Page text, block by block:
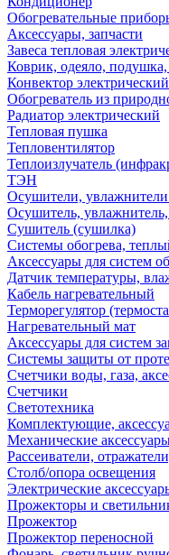
Обогревательные
Аксессуары, запчасти
Завеса тепловая
Коврик, одеяло, подушка,
Конвектор электрический
Обогреватель из
Радиатор электрический
Тепловая пушка
Тепловентилятор
Теплоизлучатель
ТЭН
Осушители, увлажнители
Осушитель, увлажнитель,
Сушитель (сушилка)
Системы обогрева,
Аксессуары для систем
Датчик температуры,
Кабель нагревательный
Терморегулятор
Нагревательный мат
Аксессуары для систем
Системы защиты от
Счетчики воды, газа,
Счетчики
Светотехника
Комплектующие,
Механические
Рассеиватели,
Столб/опора освещения
Электрические
Прожекторы и
Прожектор
Прожектор переносной